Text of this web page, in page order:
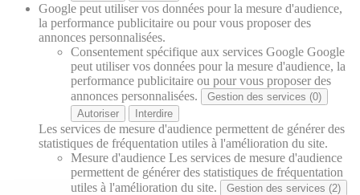
Google peut utiliser vos données pour la mesure d'audience,
la performance publicitaire ou pour vous proposer des
annonces personnalisées.
Consentement spécifique aux services Google Google
peut utiliser vos données pour la mesure d'audience, la
performance publicitaire ou pour vous proposer des
annonces personnalisées.
Gestion des services (0)
Autoriser
Interdire
Les services de mesure d'audience permettent de générer des
statistiques de fréquentation utiles à l'amélioration du site.
Mesure d'audience Les services de mesure d'audience
permettent de générer des statistiques de fréquentation
utiles à l'amélioration du site.
Gestion des services (2)